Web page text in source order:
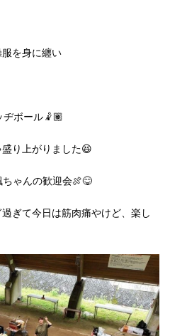
を身に纏い
ヂボール🤾🏽
り上がりました😆
ちゃんの歓迎会🍖😋
ぎて今日は筋肉痛やけど、楽し